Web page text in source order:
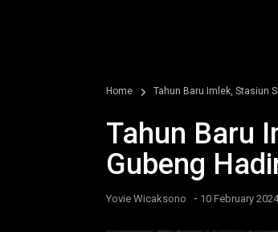
Home Tahun Baru Imlek, Stasiun
Tahun Baru
Gubeng
Yovie Wicaksono - 10 February 2024